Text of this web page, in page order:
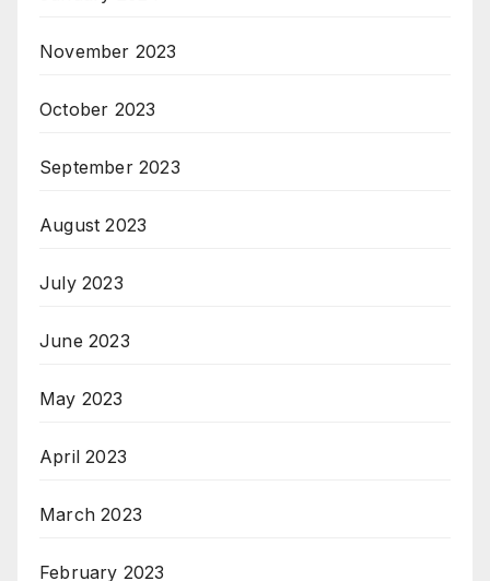
November 2023
October 2023
September 2023
August 2023
July 2023
June 2023
May 2023
April 2023
March 2023
February 2023